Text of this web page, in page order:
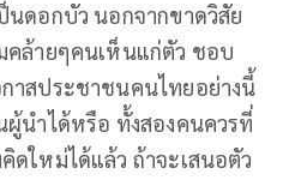
นดอกบัว นอกจากขาดวิสัย
คล้ายๆคนเห็นแก่ตัว ชอบ
าสประชาชนคนไทยอย่างนี้
ผู้นำได้หรือ ทั้งสองคนควรที่
ดใหม่ได้แล้ว ถ้าจะเสนอตัว